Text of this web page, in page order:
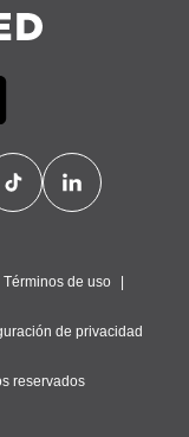
Términos de uso
de privacidad
reservados